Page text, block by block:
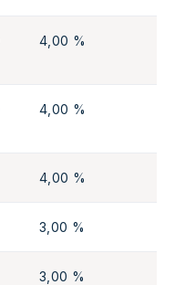
4,00 %
4,00 %
4,00 %
3,00 %
3,00 %